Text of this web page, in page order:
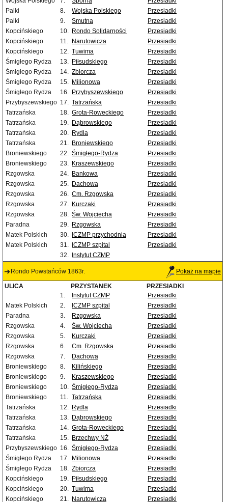
Palki
8. Wojska Polskiego
Przesiadki
Palki
9. Smutna
Przesiadki
Kopcińskiego
10. Rondo Solidarności
Przesiadki
Kopcińskiego
11. Narutowicza
Przesiadki
Kopcińskiego
12. Tuwima
Przesiadki
Śmigłego Rydza
13. Piłsudskiego
Przesiadki
Śmigłego Rydza
14. Zbiorcza
Przesiadki
Śmigłego Rydza
15. Milionowa
Przesiadki
Śmigłego Rydza
16. Przybyszewskiego
Przesiadki
Przybyszewskiego 17. Tatrzańska
Przesiadki
Tatrzańska
18. Grota-Roweckiego
Przesiadki
Tatrzańska
19. Dąbrowskiego
Przesiadki
Tatrzańska
20. Rydla
Przesiadki
Tatrzańska
21. Broniewskiego
Przesiadki
Broniewskiego
22. Śmigłego-Rydza
Przesiadki
Broniewskiego
23. Kraszewskiego
Przesiadki
Rzgowska
24. Bankowa
Przesiadki
Rzgowska
25. Dachowa
Przesiadki
Rzgowska
26. Cm. Rzgowska
Przesiadki
Rzgowska
27. Kurczaki
Przesiadki
Rzgowska
28. Św. Wojciecha
Przesiadki
Paradna
29. Rzgowska
Przesiadki
Matek Polskich
30. ICZMP przychodnia
Przesiadki
Matek Polskich
31. ICZMP szpital
Przesiadki
32.
Instytut CZMP
Rondo Powstańców 1863r. Pokaż na mapie
ULICA PRZYSTANEK
PRZESIADKI
1.
Instytut CZMP
Przesiadki
Matek Polskich
2. ICZMP szpital
Przesiadki
Paradna
3. Rzgowska
Przesiadki
Rzgowska
4. Św. Wojciecha
Przesiadki
Rzgowska
5. Kurczaki
Przesiadki
Rzgowska
6. Cm. Rzgowska
Przesiadki
Rzgowska
7. Dachowa
Przesiadki
Broniewskiego
8. Kilińskiego
Przesiadki
Broniewskiego
9. Kraszewskiego
Przesiadki
Broniewskiego
10. Śmigłego-Rydza
Przesiadki
Broniewskiego
11. Tatrzańska
Przesiadki
Tatrzańska
12. Rydla
Przesiadki
Tatrzańska
13. Dąbrowskiego
Przesiadki
Tatrzańska
14. Grota-Roweckiego
Przesiadki
Tatrzańska
15. Brzechwy NŻ
Przesiadki
Przybyszewskiego 16. Śmigłego-Rydza
Przesiadki
Śmigłego Rydza
17. Milionowa
Przesiadki
Śmigłego Rydza
18. Zbiorcza
Przesiadki
Kopcińskiego
19. Piłsudskiego
Przesiadki
Kopcińskiego
20. Tuwima
Przesiadki
Kopcińskiego
21. Narutowicza Przesiadki